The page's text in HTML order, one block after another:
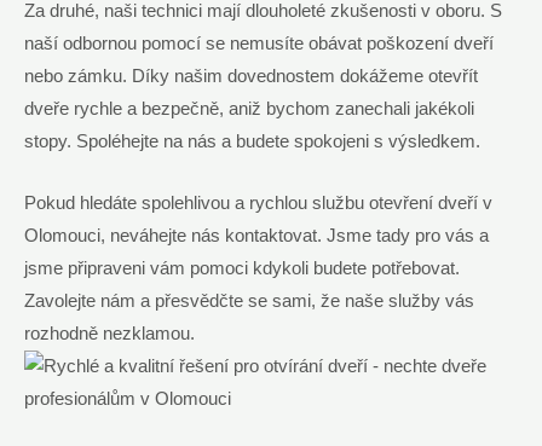
Za druhé, naši technici mají dlouholeté zkušenosti v oboru. S
naší odbornou pomocí se nemusíte obávat poškození dveří
nebo zámku. Díky našim dovednostem dokážeme otevřít
dveře rychle a bezpečně, aniž bychom zanechali jakékoli
stopy. Spoléhejte na nás a budete spokojeni s výsledkem.
Pokud hledáte spolehlivou a rychlou službu otevření dveří v
Olomouci, neváhejte nás kontaktovat. Jsme tady pro vás a
jsme připraveni vám pomoci kdykoli budete potřebovat.
Zavolejte nám a přesvědčte se sami, že naše služby vás
rozhodně nezklamou.